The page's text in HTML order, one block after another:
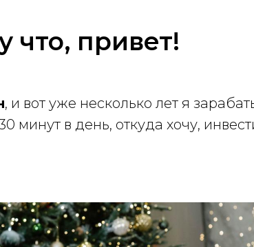
что, привет!
, и вот уже несколько лет я
минут в день, откуда хочу,